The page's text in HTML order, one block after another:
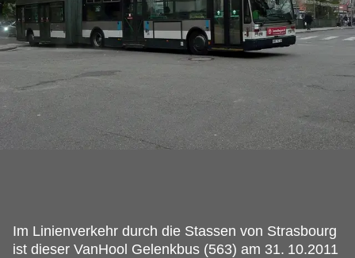
Im Linienverkehr durch die Stassen von Strasbourg
ist dieser VanHool Gelenkbus (563) am 31. 10.2011